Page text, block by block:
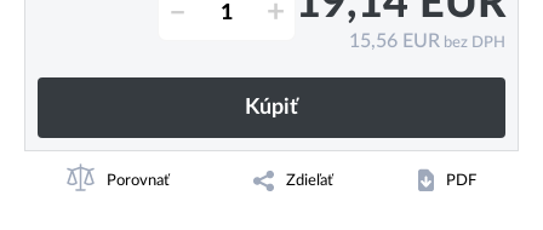
– +
15,56 EUR bez DPH
Kúpiť
Porovnať Zdieľať PDF